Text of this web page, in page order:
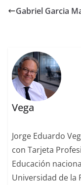
Gabriel Garcia
Vega
Jorge Eduardo
con Tarjeta
Educación
Universidad de la